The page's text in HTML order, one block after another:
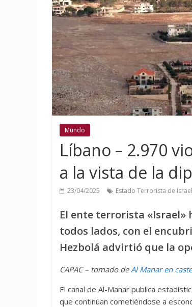
Mundo
Líbano – 2.970
a la vista de la
23/04/2025 Estado Terrorista de Israel
El ente terrorista «Israel»
todos lados, con el
Hezbolá advirtió que la
CAPAC – tomado deAl Manar en
El canal de Al-Manar publica
que continúan cometiéndose a